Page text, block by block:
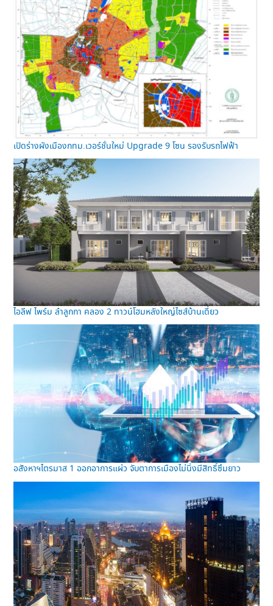
เปิดร่างผังเมืองกทม.เวอร์ชั่นใหม่ Upgrade 9 โซน รองรับรถไฟฟ้า
ไอลีฟ ไพร์ม ลำลูกกา คลอง 2 ทาวน์โฮมหลังใหญ่ไซส์บ้านเดี่ยว
อสังหาฯไตรมาส 1 ออกอาการแผ่ว จับตาการเมืองไม่นิ่งมีสิทธิ์ซึมยาว